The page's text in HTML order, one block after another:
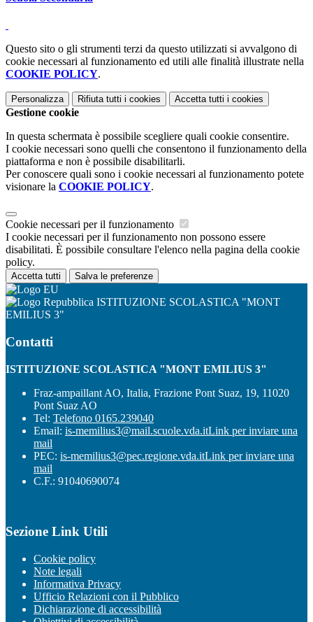
Questo sito o gli strumenti terzi da questo utilizzati si avvalgono di
cookie necessari al funzionamento ed utili alle finalità illustrate nella
COOKIE POLICY.
Personalizza Rifiuta tutti i cookies Accetta tutti i cookies
Gestione cookie
In questa schermata è possibile scegliere quali cookie consentire.
I cookie necessari sono quelli che consentono il funzionamento della
piattaforma e non è possibile disabilitarli.
Per conoscere quali sono i cookie necessari al funzionamento potete
visionare la COOKIE POLICY.
Cookie necessari per il funzionamento
I cookie necessari per il funzionamento non possono essere
disabilitati. È possibile consultare l'elenco nella pagina della cookie
policy.
Accetta tutti Salva le preferenze
ISTITUZIONE SCOLASTICA "MONT
EMILIUS 3"
Contatti
ISTITUZIONE SCOLASTICA "MONT EMILIUS 3"
Fraz-ampaillant AO, Italia, Frazione Pont Suaz, 19, 11020
Pont Suaz AO
Tel: Telefono 0165.239040
Email: is-memilius3@mail.scuole.vda.itLink per inviare una
mail
PEC: is-memilius3@pec.regione.vda.itLink per inviare una
mail
C.F.: 91040690074
Sezione Link Utili
Cookie policy
Note legali
Informativa Privacy
Ufficio Relazioni con il Pubblico
Dichiarazione di accessibilità